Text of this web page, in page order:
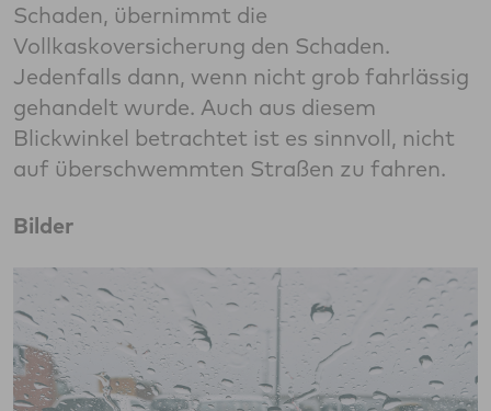
Schaden, übernimmt die
Vollkaskoversicherung den Schaden.
Jedenfalls dann, wenn nicht grob fahrlässig
gehandelt wurde. Auch aus diesem
Blickwinkel betrachtet ist es sinnvoll, nicht
auf überschwemmten Straßen zu fahren.
Bilder